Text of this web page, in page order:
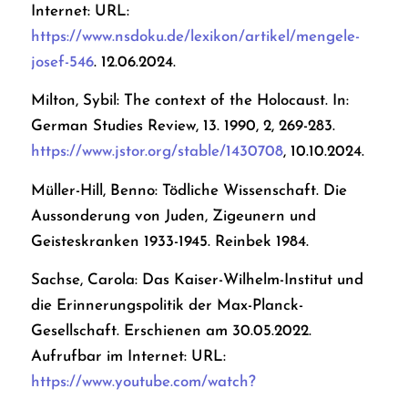
Internet: URL:
https://www.nsdoku.de/lexikon/artikel/mengele-
josef-546. 12.06.2024.
Milton, Sybil: The context of the Holocaust. In:
German Studies Review, 13. 1990, 2, 269-283.
https://www.jstor.org/stable/1430708, 10.10.2024.
Müller-Hill, Benno: Tödliche Wissenschaft. Die
Aussonderung von Juden, Zigeunern und
Geisteskranken 1933-1945. Reinbek 1984.
Sachse, Carola: Das Kaiser-Wilhelm-Institut und
die Erinnerungspolitik der Max-Planck-
Gesellschaft. Erschienen am 30.05.2022.
Aufrufbar im Internet: URL:
https://www.youtube.com/watch?